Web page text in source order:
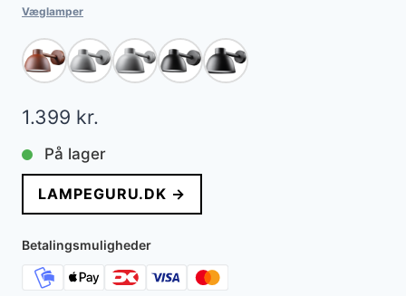
Væglamper
1.399 kr.
På lager
LAMPEGURU.DK →
Betalingsmuligheder